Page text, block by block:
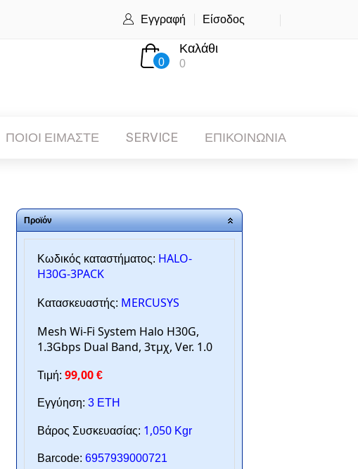
Εγγραφή Είσοδος
0
Καλάθι
0
ΠΟΙΟΙ ΕΙΜΑΣΤΕ SERVICE ΕΠΙΚΟΙΝΩΝΙΑ
Προϊόν
Κωδικός καταστήματος: HALO-
H30G-3PACK
Κατασκευαστής: MERCUSYS
Mesh Wi-Fi System Halo H30G,
1.3Gbps Dual Band, 3τμχ, Ver. 1.0
Τιμή: 99,00 €
Εγγύηση: 3 ΕΤΗ
Βάρος Συσκευασίας: 1,050 Kgr
Barcode: 6957939000721